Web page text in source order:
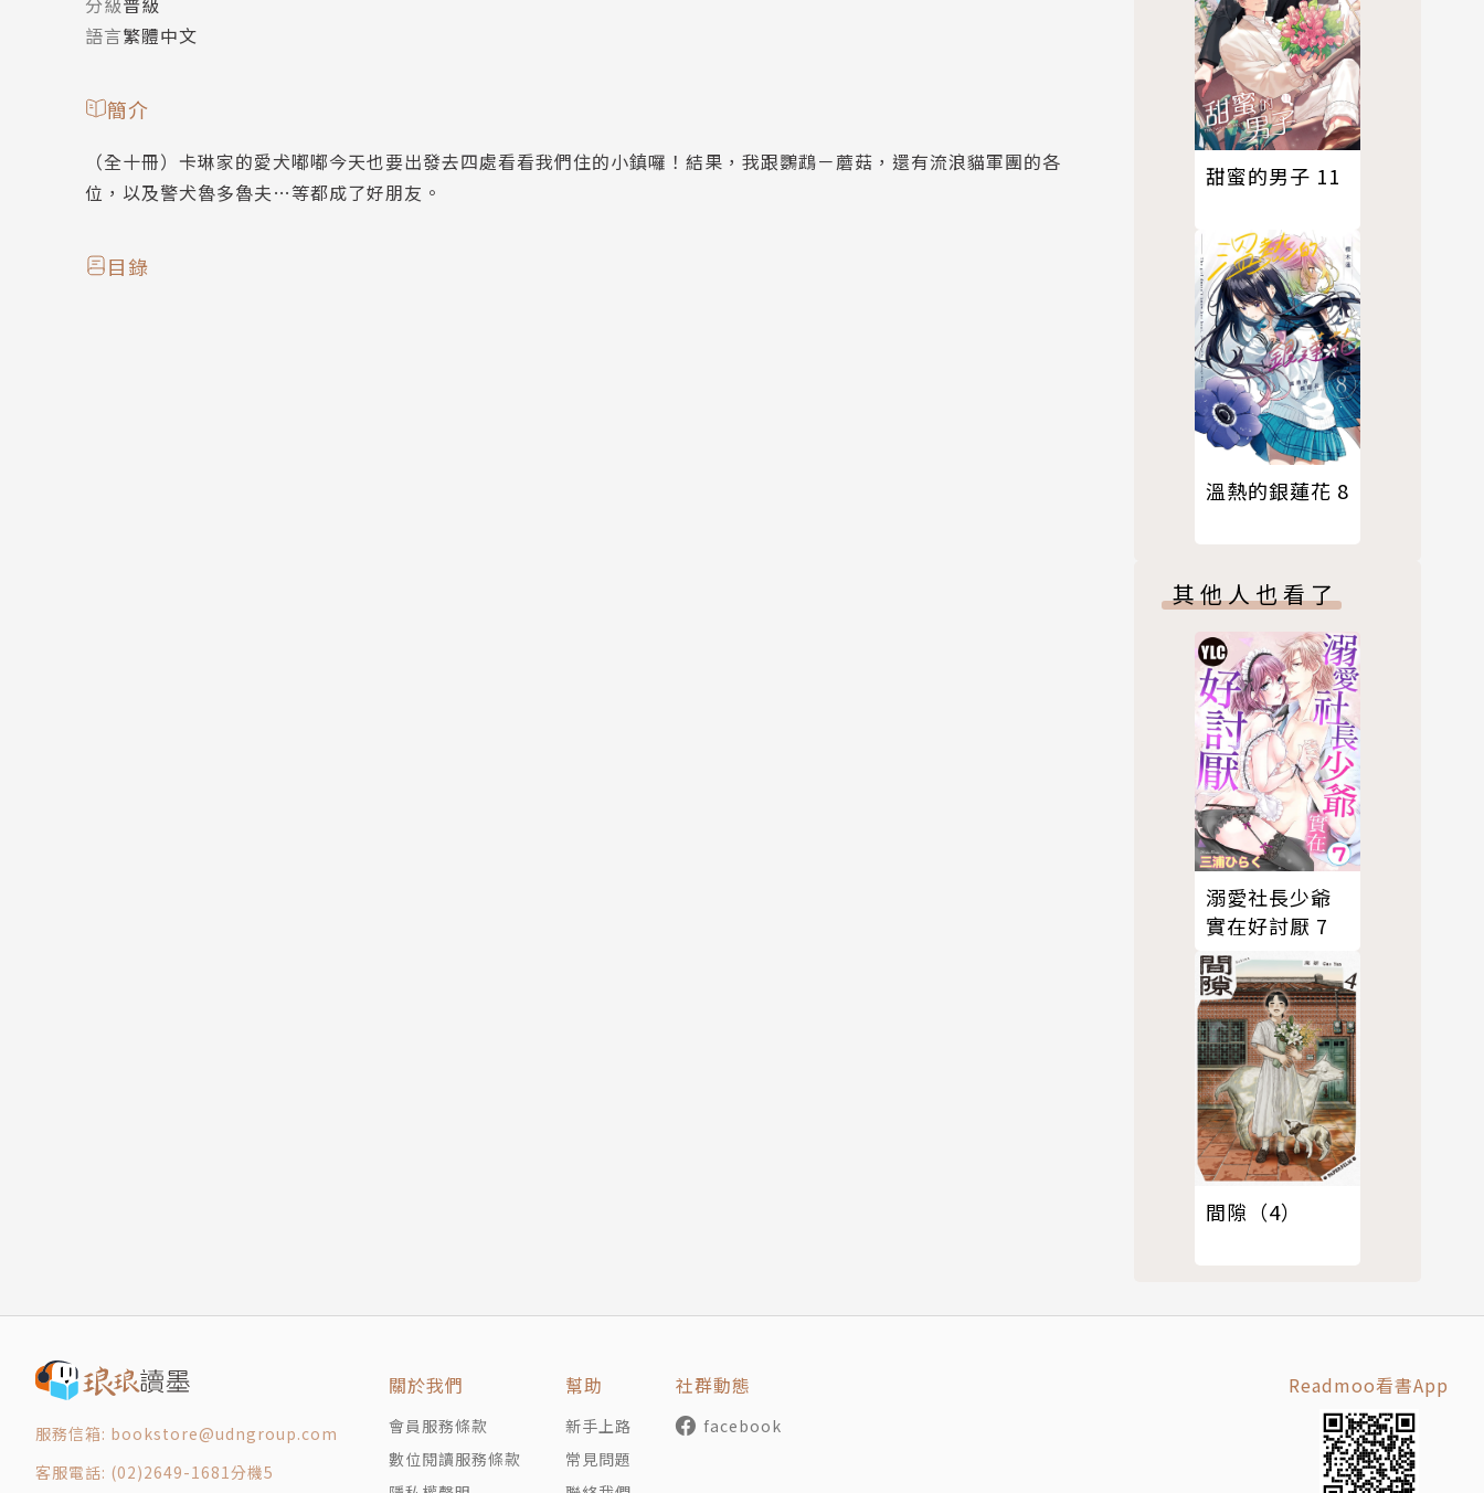
語言繁體中文
簡介
（全十冊）卡琳家的愛犬嘟嘟今天也要出發去四處看看我們住的小鎮囉！結果，我跟鸚鵡－蘑菇，還有流浪貓軍團的各
位，以及警犬魯多魯夫…等都成了好朋友。
目錄
甜蜜的男子 11
溫熱的銀蓮花 8
其他人也看了
溺愛社長少爺
實在好討厭 7
間隙（4）
服務信箱: bookstore@udngroup.com
客服電話: (02)2649-1681分機5
關於我們
會員服務條款
數位閱讀服務條款
幫助
新手上路
常見問題
社群動態
facebook
Readmoo看書App